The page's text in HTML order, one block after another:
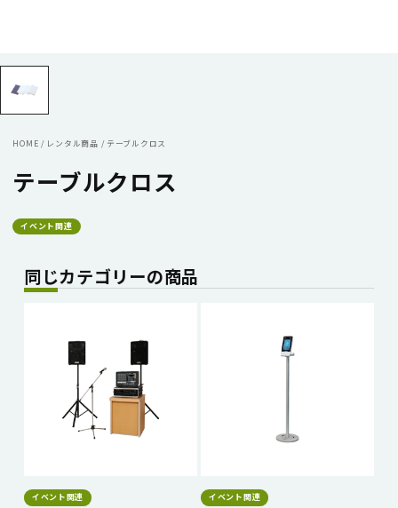
HOME / レンタル商品 / テーブルクロス
テーブルクロス
イベント関連
同じカテゴリーの商品
イベント関連 イベント関連